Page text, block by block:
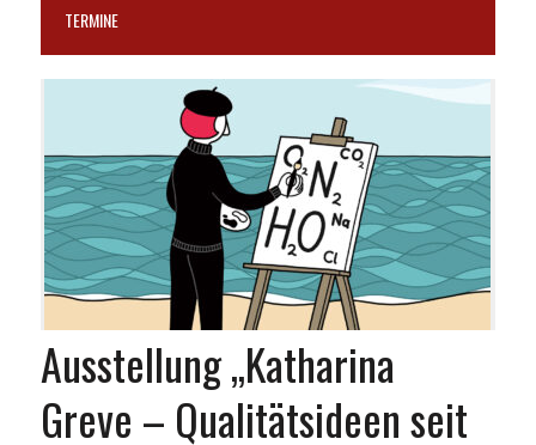
TERMINE
Ausstellung „Katharina
Greve – Qualitätsideen seit